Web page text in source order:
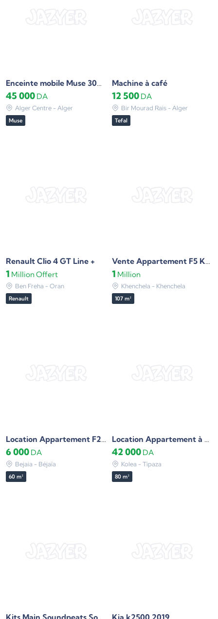
Enceinte mobile Muse 300W
45 000 DA
Alger Centre - Alger
Muse
Machine à café
12 500 DA
Bir Mourad Rais - Alger
Tefal
Renault Clio 4 GT Line +
1 Million Offert
Ben Freha - Oran
Renault
Vente Appartement F5 Khenchela
1 Million
Khenchela - Khenchela
107 m²
Location Appartement F2 Béjaïa
6 000 DA
Bejaia - Béjaïa
60 m²
Location Appartement à Koléa
42 000 DA
Kolea - Tipaza
80 m²